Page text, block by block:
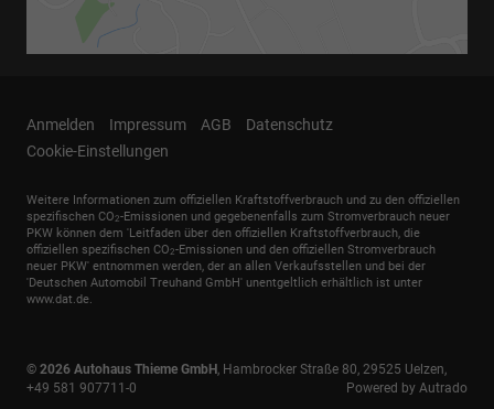
Anmelden Impressum AGB
Datenschutz
Cookie-Einstellungen
Weitere Informationen zum offiziellen Kraftstoffverbrauch und zu den offiziellen
spezifischen CO2-Emissionen und gegebenenfalls zum Stromverbrauch neuer
PKW können dem 'Leitfaden über den offiziellen Kraftstoffverbrauch, die
offiziellen spezifischen CO2-Emissionen und den offiziellen Stromverbrauch
neuer PKW' entnommen werden, der an allen Verkaufsstellen und bei der
'Deutschen Automobil Treuhand GmbH' unentgeltlich erhältlich ist unter
www.dat.de.
© 2026 Autohaus Thieme GmbH , Hambrocker Straße 80, 29525 Uelzen,
+49 581 907711-0
Powered by Autrado